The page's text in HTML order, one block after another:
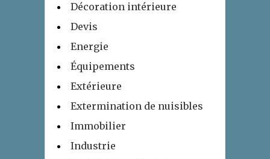
Décoration intérieure
Devis
Energie
Équipements
Extérieure
Extermination de nuisibles
Immobilier
Industrie